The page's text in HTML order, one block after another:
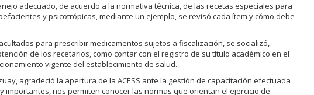
adecuado, de acuerdo a la normativa técnica, de las recetas especiales para
y psicotrópicas, mediante un ejemplo, se revisó cada ítem y cómo debe
para prescribir medicamentos sujetos a fiscalización, se socializó,
de los recetarios, como contar con el registro de su título académico en el
vigente del establecimiento de salud.
agradeció la apertura de la ACESS ante la gestión de capacitación efectuada
importantes, nos permiten conocer las normas que orientan el ejercicio de